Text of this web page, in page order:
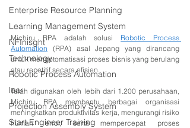
Enterprise Resource Planning
Learning Management System
NFInisght
Technology
Robotic Process Automation
lear
Projection Assembly System
Start Engineer Training
Michiru RPA adalah solusi Robotic Process
Automation (RPA) asal Jepang yang dirancang
untuk mengotomatisasi proses bisnis yang berulang
atau repetitif secara efisien.
Telah digunakan oleh lebih dari 1.200 perusahaan,
Michiru RPA membantu berbagai organisasi
meningkatkan produktivitas kerja, mengurangi risiko
human error, serta mempercepat proses